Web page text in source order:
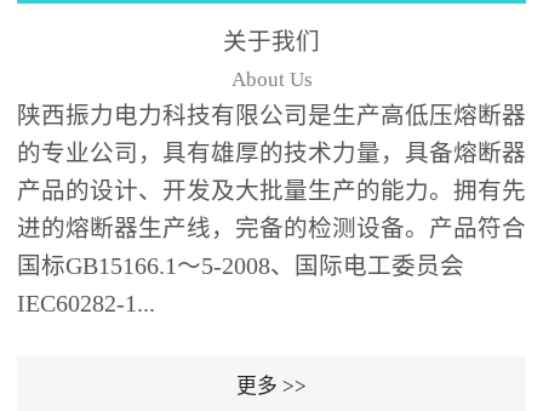
皮和端部与变压器油箱内
壁及异相电缆之间需保持
足够的绝缘距离；熔断器
为水平安装,并与变压器箱
体面板垂直,熔断器伸入油
箱的部分应浸入变压器绝
缘油中并用绝缘支架(用户
在变压器箱中安装好绝缘
合适的产品（时间-电流特
性曲线表示虚拟的熔化时
间与...
关于我们
About Us
陕西振力电力科技有限公司是生产高低压熔断器
的专业公司，具有雄厚的技术力量，具备熔断器
产品的设计、开发及大批量生产的能力。拥有先
进的熔断器生产线，完备的检测设备。产品符合
国标GB15166.1～5-2008、国际电工委员会
IEC60282-1...
更多 >>